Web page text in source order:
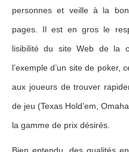
personnes et veille à la
pages. Il est en gros le
lisibilité du site Web de la
l’exemple d’un site de poker,
aux joueurs de trouver
de jeu (Texas Hold’em,
la gamme de prix désirés.